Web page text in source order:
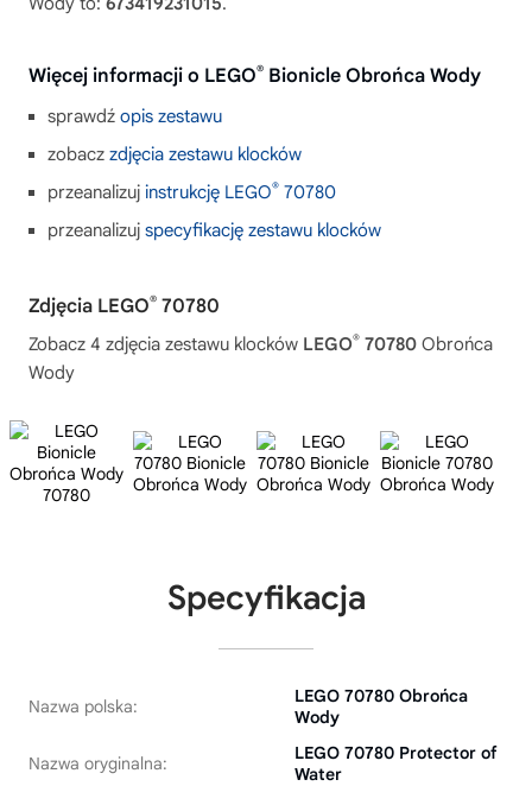
Więcej informacji o LEGO® Bionicle Obrońca Wody
sprawdź opis zestawu
zobacz zdjęcia zestawu klocków
przeanalizuj instrukcję LEGO® 70780
przeanalizuj specyfikację zestawu klocków
Zdjęcia LEGO® 70780
Zobacz 4 zdjęcia zestawu klocków LEGO® 70780 Obrońca
Wody
Specyfikacja
Nazwa polska:
LEGO 70780 Obrońca
Wody
Nazwa oryginalna:
LEGO 70780 Protector of
Water